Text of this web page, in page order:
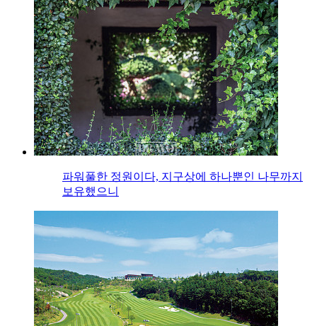
파워풀한 정원이다, 지구상에 하나뿐인 나무까지
보유했으니